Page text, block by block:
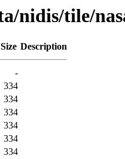
nidis/tile/
Size Description
-
334
334
334
334
334
334